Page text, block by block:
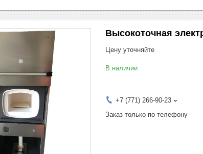
Высокоточная
Цену уточняйте
В наличии
+7 (771) 266-90-23
Заказ только по телефону